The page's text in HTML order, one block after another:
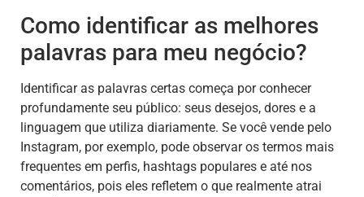
Como identificar as melhores
palavras para meu negócio?
Identificar as palavras certas começa por conhecer
profundamente seu público: seus desejos, dores e a
linguagem que utiliza diariamente. Se você vende pelo
Instagram, por exemplo, pode observar os termos mais
frequentes em perfis, hashtags populares e até nos
comentários, pois eles refletem o que realmente atrai